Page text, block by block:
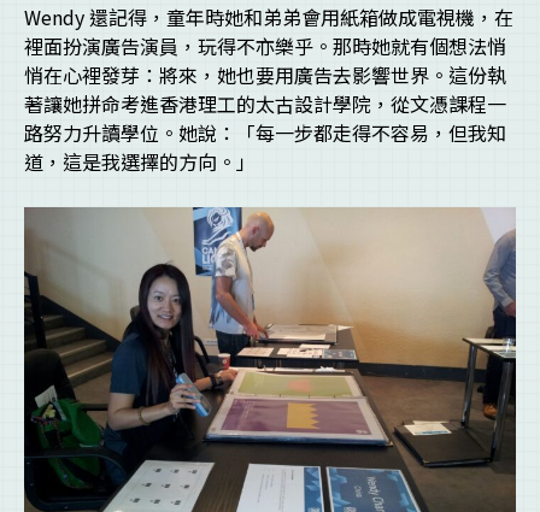
Wendy 還記得，童年時她和弟弟會用紙箱做成電視機，在
裡面扮演廣告演員，玩得不亦樂乎。那時她就有個想法悄
悄在心裡發芽：將來，她也要用廣告去影響世界。這份執
著讓她拼命考進香港理工的太古設計學院，從文憑課程一
路努力升讀學位。她說：「每一步都走得不容易，但我知
道，這是我選擇的方向。」